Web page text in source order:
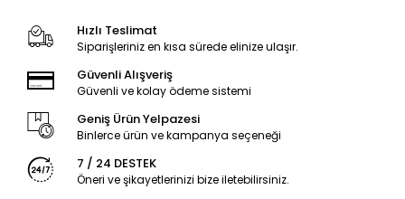
Hızlı Teslimat
Siparişleriniz en kısa sürede elinize ulaşır.
Güvenli Alışveriş
Güvenli ve kolay ödeme sistemi
Geniş Ürün Yelpazesi
Binlerce ürün ve kampanya seçeneği
7 / 24 DESTEK
Öneri ve şikayetlerinizi bize iletebilirsiniz.